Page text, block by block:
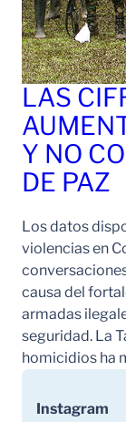
LAS
Y NO
DE PAZ
Los datos
violencias en
causa del
armadas
seguridad. La
homicidios ha
Instagram